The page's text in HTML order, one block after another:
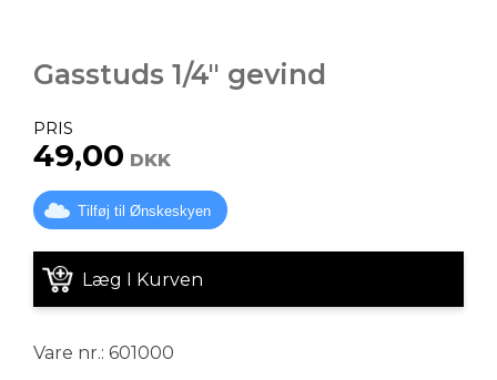
Gasstuds 1/4" gevind
PRIS
49,00 DKK
Tilføj til Ønskeskyen
Læg I Kurven
Vare nr.: 601000